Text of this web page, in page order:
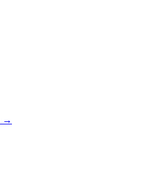
→